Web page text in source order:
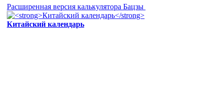
Расширенная версия калькулятора Бацзы
Китайский календарь